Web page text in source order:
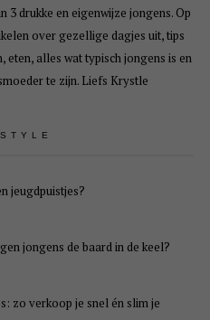
3 drukke en eigenwijze jongens. Op
over gezellige dagjes uit, tips
alles wat typisch jongens is en
te zijn. Liefs Krystle
jeugdpuistjes?
jongens de baard in de keel?
zo verkoop je snel én slim je